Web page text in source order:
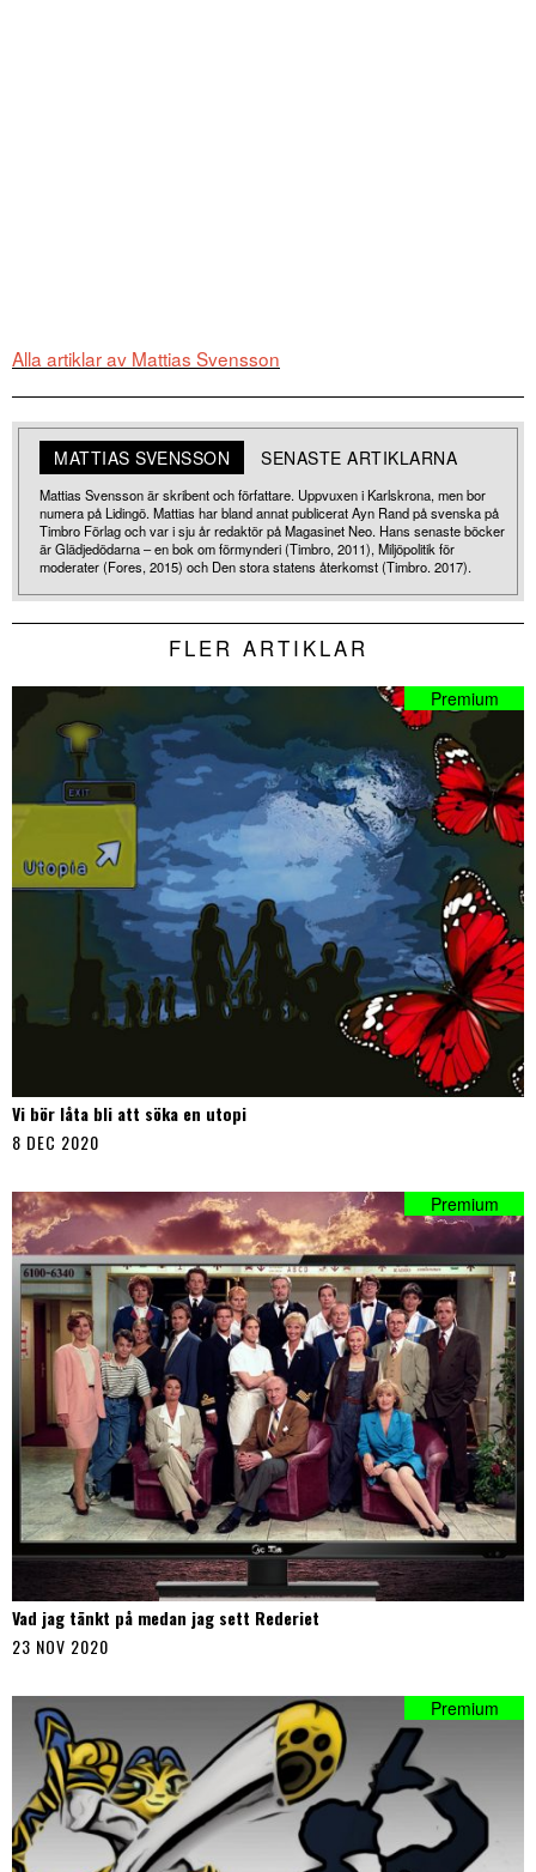
Alla artiklar av Mattias Svensson
MATTIAS SVENSSON SENASTE ARTIKLARNA
Mattias Svensson är skribent och författare. Uppvuxen i Karlskrona, men bor
numera på Lidingö. Mattias har bland annat publicerat Ayn Rand på svenska på
Timbro Förlag och var i sju år redaktör på Magasinet Neo. Hans senaste böcker
är Glädjedödarna – en bok om förmynderi (Timbro, 2011), Miljöpolitik för
moderater (Fores, 2015) och Den stora statens återkomst (Timbro. 2017).
FLER ARTIKLAR
Vi bör låta bli att söka en utopi
8 DEC 2020
Vad jag tänkt på medan jag sett Rederiet
23 NOV 2020